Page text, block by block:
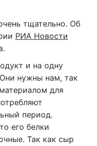
тщательно. Об
РИА Новости
и на одну
нужны нам, так
для
период.
его белки
Так как сыр